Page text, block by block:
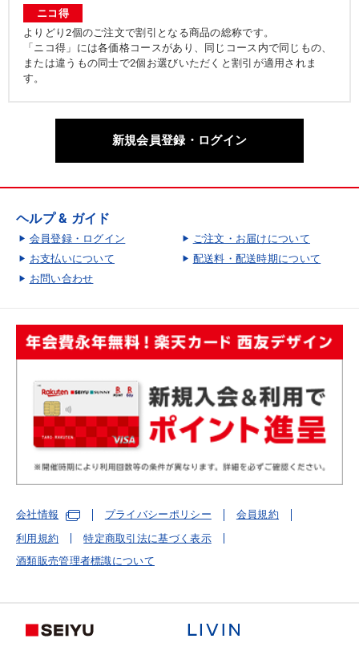
ニコ得
よりどり2個のご注文で割引となる商品の総称です。
「ニコ得」には各価格コースがあり、同じコース内で同じもの、
または違うもの同士で2個お選びいただくと割引が適用されま
す。
新規会員登録・ログイン
ヘルプ & ガイド
会員登録・ログイン
ご注文・お届けについて
お支払いについて
配送料・配送時期について
お問い合わせ
会社情報 プライバシーポリシー
会員規約
利用規約
特定商取引法に基づく表示
酒類販売管理者標識について